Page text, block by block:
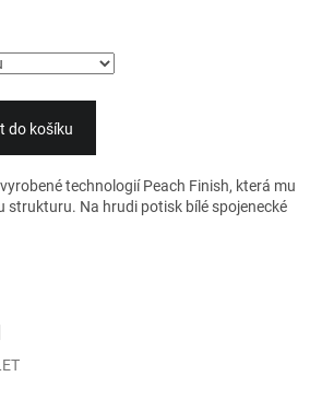
do košíku
technologií Peach Finish, která mu
strukturu. Na hrudi potisk bílé spojenecké